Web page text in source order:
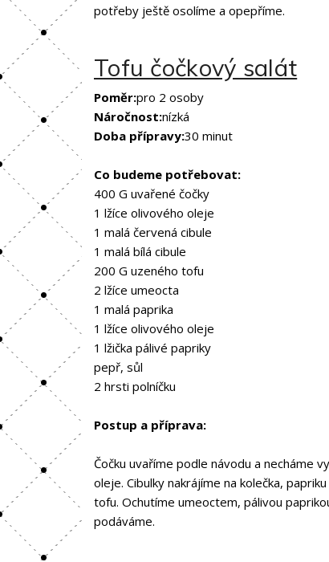
potřeby ještě osolíme a opepříme.
Tofu čočkový salát
Poměr:pro 2 osoby
Náročnost:nízká
Doba přípravy:30 minut
Co budeme potřebovat:
400 G uvařené čočky
1 lžíce olivového oleje
1 malá červená cibule
1 malá bílá cibule
200 G uzeného tofu
2 lžíce umeocta
1 malá paprika
1 lžíce olivového oleje
1 lžička pálivé papriky
pepř, sůl
2 hrsti polníčku
Postup a příprava:
Čočku uvaříme podle návodu a necháme
oleje. Cibulky nakrájíme na kolečka,
tofu. Ochutíme umeoctem, pálivou
podáváme.